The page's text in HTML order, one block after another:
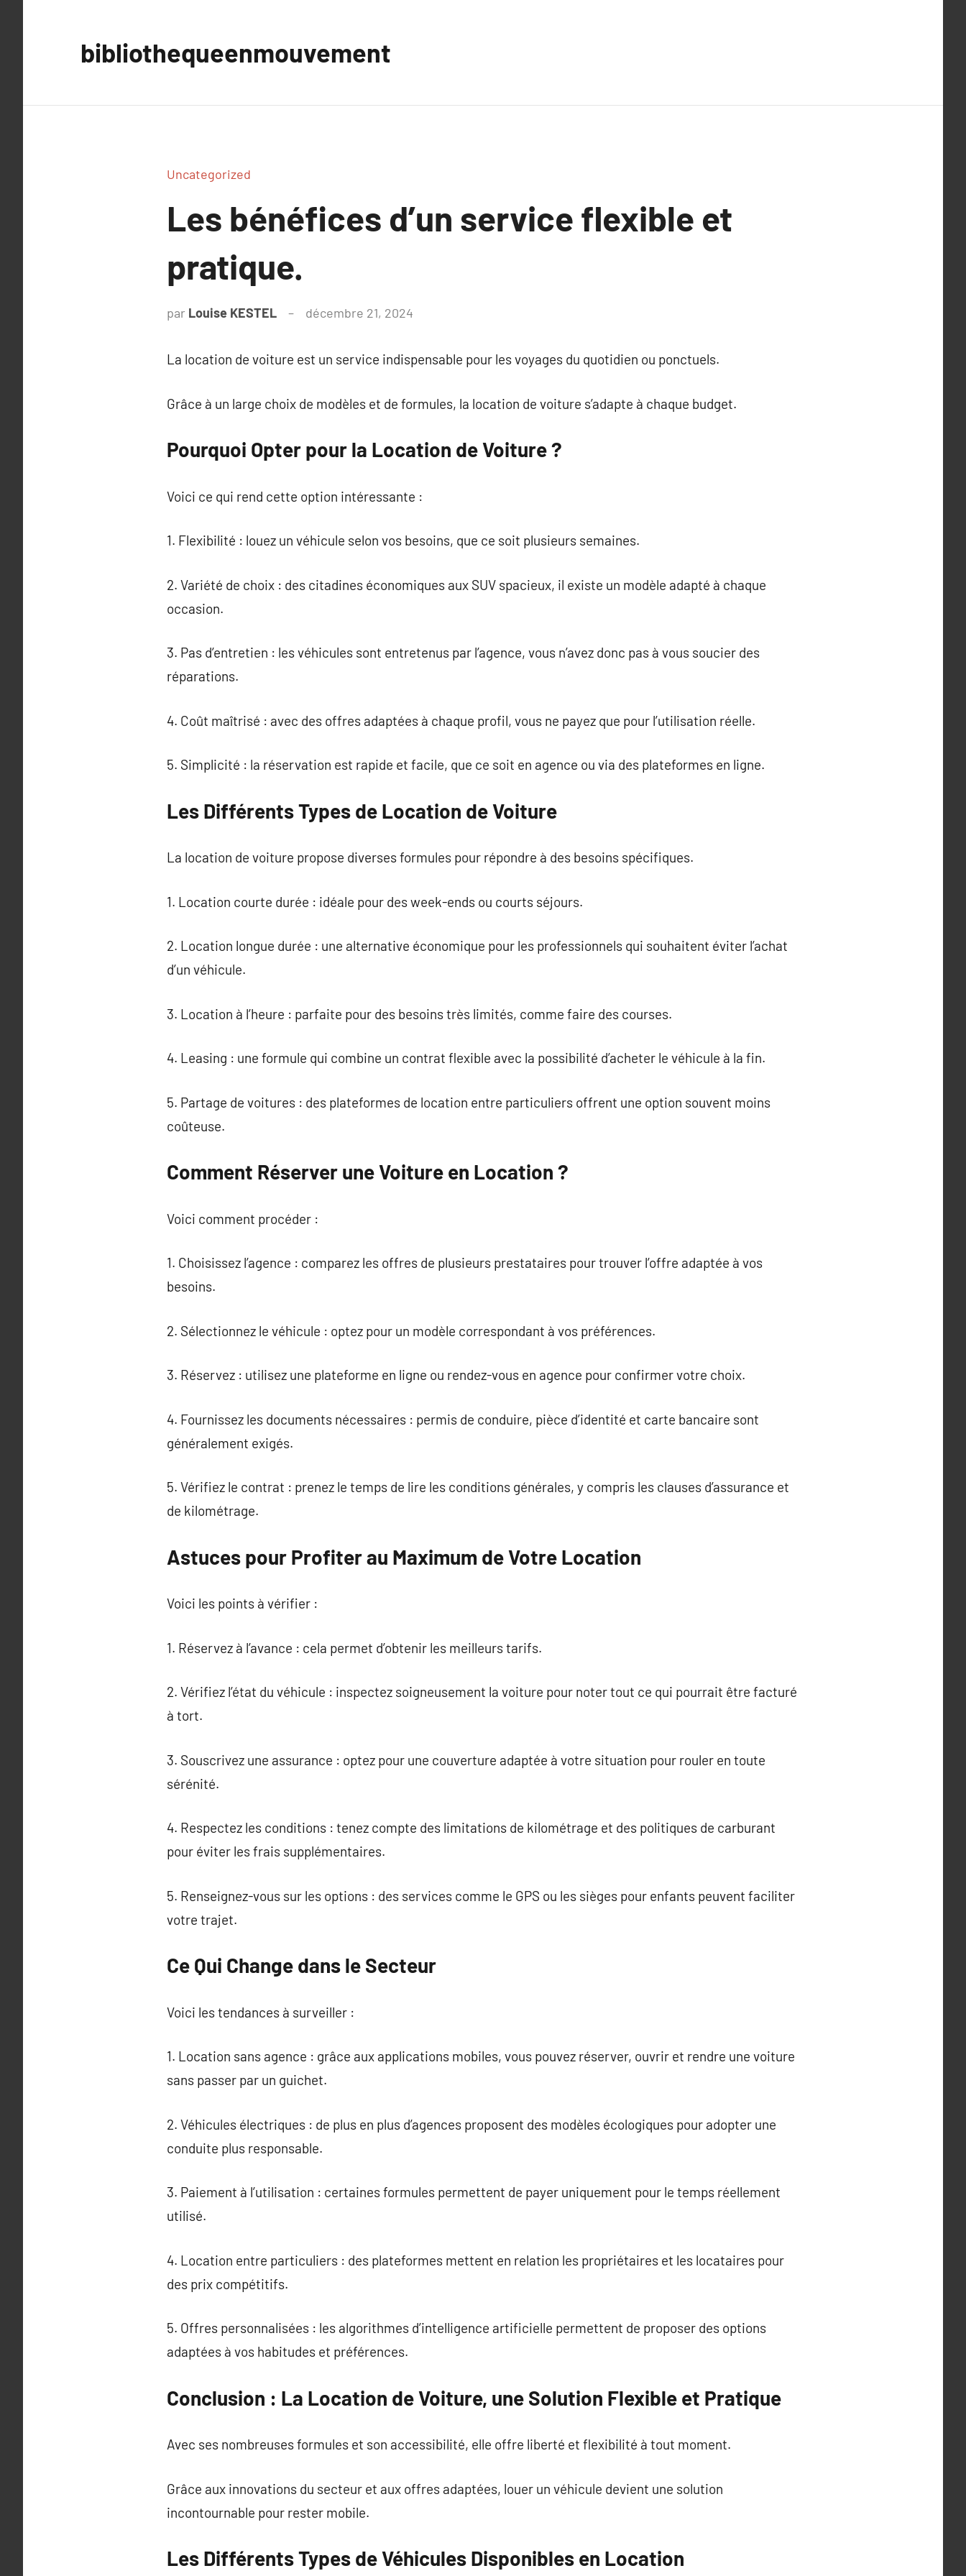
bibliothequeenmouvement
Uncategorized
Les bénéfices d’un service flexible et
pratique.
par Louise KESTEL décembre 21, 2024
La location de voiture est un service indispensable pour les voyages du quotidien ou ponctuels.
Grâce à un large choix de modèles et de formules, la location de voiture s’adapte à chaque budget.
Pourquoi Opter pour la Location de Voiture ?
Voici ce qui rend cette option intéressante :
1. Flexibilité : louez un véhicule selon vos besoins, que ce soit plusieurs semaines.
2. Variété de choix : des citadines économiques aux SUV spacieux, il existe un modèle adapté à chaque
occasion.
3. Pas d’entretien : les véhicules sont entretenus par l’agence, vous n’avez donc pas à vous soucier des
réparations.
4. Coût maîtrisé : avec des offres adaptées à chaque profil, vous ne payez que pour l’utilisation réelle.
5. Simplicité : la réservation est rapide et facile, que ce soit en agence ou via des plateformes en ligne.
Les Différents Types de Location de Voiture
La location de voiture propose diverses formules pour répondre à des besoins spécifiques.
1. Location courte durée : idéale pour des week-ends ou courts séjours.
2. Location longue durée : une alternative économique pour les professionnels qui souhaitent éviter l’achat
d’un véhicule.
3. Location à l’heure : parfaite pour des besoins très limités, comme faire des courses.
4. Leasing : une formule qui combine un contrat flexible avec la possibilité d’acheter le véhicule à la fin.
5. Partage de voitures : des plateformes de location entre particuliers offrent une option souvent moins
coûteuse.
Comment Réserver une Voiture en Location ?
Voici comment procéder :
1. Choisissez l’agence : comparez les offres de plusieurs prestataires pour trouver l’offre adaptée à vos
besoins.
2. Sélectionnez le véhicule : optez pour un modèle correspondant à vos préférences.
3. Réservez : utilisez une plateforme en ligne ou rendez-vous en agence pour confirmer votre choix.
4. Fournissez les documents nécessaires : permis de conduire, pièce d’identité et carte bancaire sont
généralement exigés.
5. Vérifiez le contrat : prenez le temps de lire les conditions générales, y compris les clauses d’assurance et
de kilométrage.
Astuces pour Profiter au Maximum de Votre Location
Voici les points à vérifier :
1. Réservez à l’avance : cela permet d’obtenir les meilleurs tarifs.
2. Vérifiez l’état du véhicule : inspectez soigneusement la voiture pour noter tout ce qui pourrait être facturé
à tort.
3. Souscrivez une assurance : optez pour une couverture adaptée à votre situation pour rouler en toute
sérénité.
4. Respectez les conditions : tenez compte des limitations de kilométrage et des politiques de carburant
pour éviter les frais supplémentaires.
5. Renseignez-vous sur les options : des services comme le GPS ou les sièges pour enfants peuvent faciliter
votre trajet.
Ce Qui Change dans le Secteur
Voici les tendances à surveiller :
1. Location sans agence : grâce aux applications mobiles, vous pouvez réserver, ouvrir et rendre une voiture
sans passer par un guichet.
2. Véhicules électriques : de plus en plus d’agences proposent des modèles écologiques pour adopter une
conduite plus responsable.
3. Paiement à l’utilisation : certaines formules permettent de payer uniquement pour le temps réellement
utilisé.
4. Location entre particuliers : des plateformes mettent en relation les propriétaires et les locataires pour
des prix compétitifs.
5. Offres personnalisées : les algorithmes d’intelligence artificielle permettent de proposer des options
adaptées à vos habitudes et préférences.
Conclusion : La Location de Voiture, une Solution Flexible et Pratique
Avec ses nombreuses formules et son accessibilité, elle offre liberté et flexibilité à tout moment.
Grâce aux innovations du secteur et aux offres adaptées, louer un véhicule devient une solution
incontournable pour rester mobile.
Les Différents Types de Véhicules Disponibles en Location